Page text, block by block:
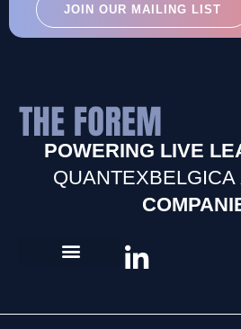
JOIN OUR MAILING LIST
POWERING LIVE
QUANTEXBELGICA